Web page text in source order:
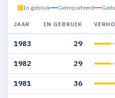
In gebruik Geïmporteerd
JAAR IN GEBRUIK
1983 29
1982 29
1981 36